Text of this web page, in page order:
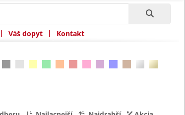
| Váš dopyt | Kontakt